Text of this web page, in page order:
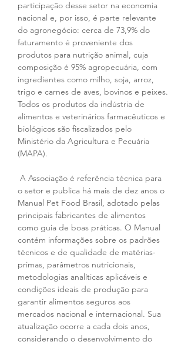
participação desse setor na economia
nacional e, por isso, é parte relevante
do agronegócio: cerca de 73,9% do
faturamento é proveniente dos
produtos para nutrição animal, cuja
composição é 95% agropecuária, com
ingredientes como milho, soja, arroz,
trigo e carnes de aves, bovinos e peixes.
Todos os produtos da indústria de
alimentos e veterinários farmacêuticos e
biológicos são fiscalizados pelo
Ministério da Agricultura e Pecuária
(MAPA).
o setor e publica há mais de dez anos o
Manual Pet Food Brasil, adotado pelas
principais fabricantes de alimentos
como guia de boas práticas. O Manual
contém informações sobre os padrões
técnicos e de qualidade de matérias-
primas, parâmetros nutricionais,
metodologias analíticas aplicáveis e
condições ideais de produção para
garantir alimentos seguros aos
mercados nacional e internacional. Sua
atualização ocorre a cada dois anos,
considerando o desenvolvimento do